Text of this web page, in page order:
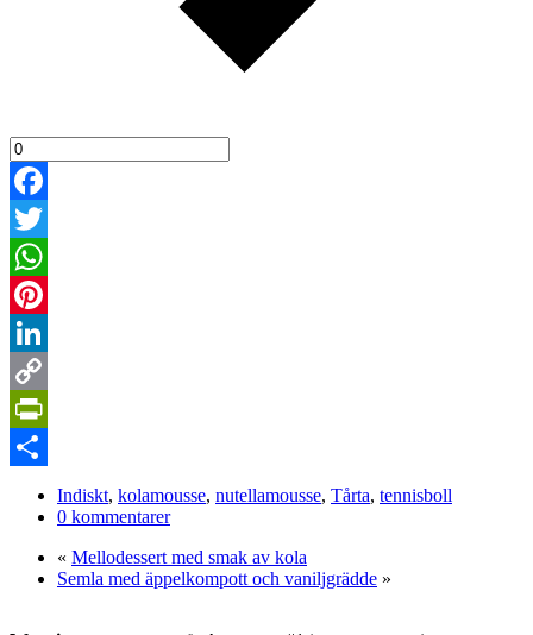
Facebook
Twitter
WhatsApp
Pinterest
LinkedIn
Copy
Link
PrintFriendly
Indiskt, kolamousse, nutellamousse, Tårta, tennisboll
0 kommentarer
« Mellodessert med smak av kola
Semla med äppelkompott och vaniljgrädde »